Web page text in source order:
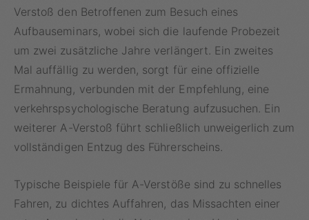
Verstoß den Betroffenen zum Besuch eines
Aufbauseminars, wobei sich die laufende Probezeit
um zwei zusätzliche Jahre verlängert. Ein zweites
Mal auffällig zu werden, sorgt für eine offizielle
Ermahnung, verbunden mit der Empfehlung, eine
verkehrspsychologische Beratung aufzusuchen. Ein
weiterer A-Verstoß führt schließlich unweigerlich zum
vollständigen Entzug des Führerscheins.
Typische Beispiele für A-Verstöße sind zu schnelles
Fahren, zu dichtes Auffahren, das Missachten einer